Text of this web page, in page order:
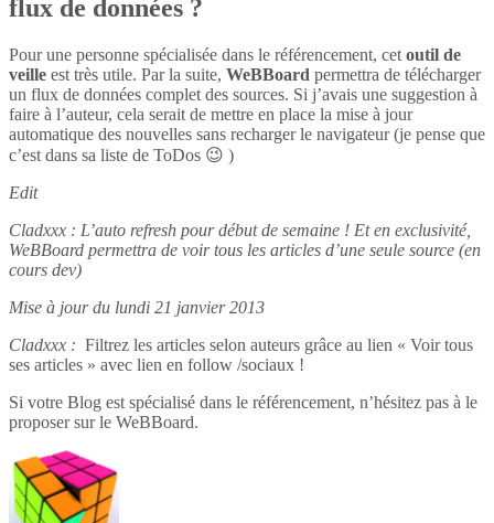
flux de données ?
Pour une personne spécialisée dans le référencement, cet outil de
veille est très utile. Par la suite, WeBBoard permettra de télécharger
un flux de données complet des sources. Si j’avais une suggestion à
faire à l’auteur, cela serait de mettre en place la mise à jour
automatique des nouvelles sans recharger le navigateur (je pense que
c’est dans sa liste de ToDos 😉 )
Edit
Cladxxx : L’auto refresh pour début de semaine ! Et en exclusivité,
WeBBoard permettra de voir tous les articles d’une seule source (en
cours dev)
Mise à jour du lundi 21 janvier 2013
Cladxxx : Filtrez les articles selon auteurs grâce au lien « Voir tous
ses articles » avec lien en follow /sociaux !
Si votre Blog est spécialisé dans le référencement, n’hésitez pas à le
proposer sur le WeBBoard.